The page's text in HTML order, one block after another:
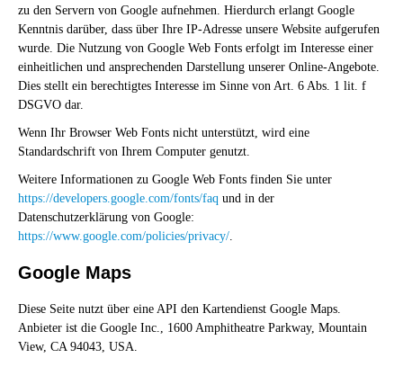
zu den Servern von Google aufnehmen. Hierdurch erlangt Google
Kenntnis darüber, dass über Ihre IP-Adresse unsere Website aufgerufen
wurde. Die Nutzung von Google Web Fonts erfolgt im Interesse einer
einheitlichen und ansprechenden Darstellung unserer Online-Angebote.
Dies stellt ein berechtigtes Interesse im Sinne von Art. 6 Abs. 1 lit. f
DSGVO dar.
Wenn Ihr Browser Web Fonts nicht unterstützt, wird eine
Standardschrift von Ihrem Computer genutzt.
Weitere Informationen zu Google Web Fonts finden Sie unter
https://developers.google.com/fonts/faq und in der
Datenschutzerklärung von Google:
https://www.google.com/policies/privacy/.
Google Maps
Diese Seite nutzt über eine API den Kartendienst Google Maps.
Anbieter ist die Google Inc., 1600 Amphitheatre Parkway, Mountain
View, CA 94043, USA.